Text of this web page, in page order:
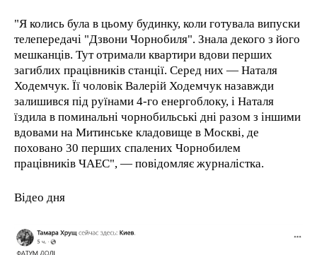
"Я колись була в цьому будинку, коли готувала випуски
телепередачі "Дзвони Чорнобиля". Знала декого з його
мешканців. Тут отримали квартири вдови перших
загиблих працівників станції. Серед них — Наталя
Ходемчук. Її чоловік Валерій Ходемчук назавжди
залишився під руїнами 4-го енергоблоку, і Наталя
їздила в поминальні чорнобильські дні разом з іншими
вдовами на Митинське кладовище в Москві, де
поховано 30 перших спалених Чорнобилем
працівників ЧАЕС", — повідомляє журналістка.
Відео дня